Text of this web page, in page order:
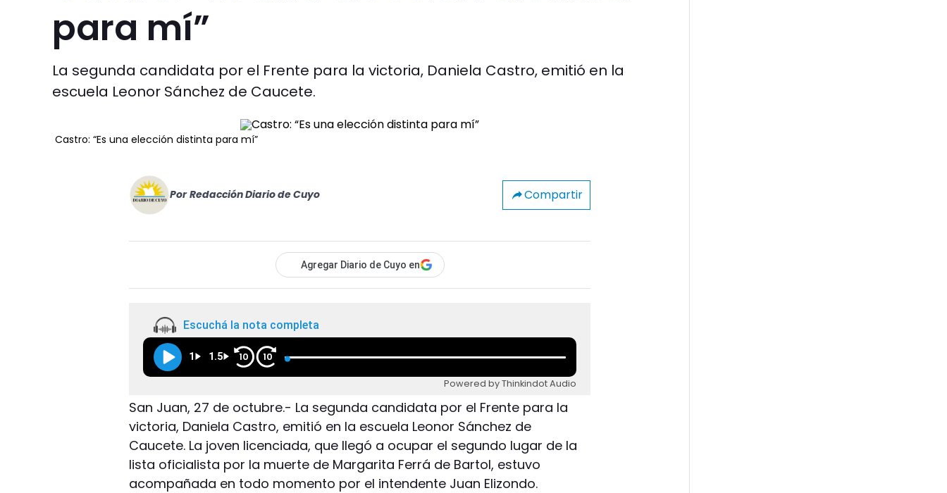
para mí”
La segunda candidata por el Frente para la victoria, Daniela Castro, emitió en la
escuela Leonor Sánchez de Caucete.
Castro: “Es una elección distinta para mí”
Por Redacción Diario de Cuyo Compartir
Agregar Diario de Cuyo en
Escuchá la nota completa
1 1.5 10 10
Powered by Thinkindot Audio
San Juan, 27 de octubre.- La segunda candidata por el Frente para la
victoria, Daniela Castro, emitió en la escuela Leonor Sánchez de
Caucete. La joven licenciada, que llegó a ocupar el segundo lugar de la
lista oficialista por la muerte de Margarita Ferrá de Bartol, estuvo
acompañada en todo momento por el intendente Juan Elizondo.